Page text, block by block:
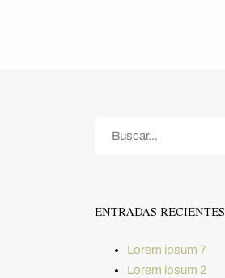
ENTRADAS RECIENTES
Lorem ipsum 7
Lorem ipsum 2